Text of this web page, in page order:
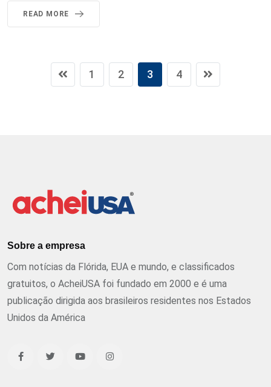
READ MORE
1 2 3 4
Sobre a empresa
Com notícias da Flórida, EUA e mundo, e classificados
gratuitos, o AcheiUSA foi fundado em 2000 e é uma
publicação dirigida aos brasileiros residentes nos Estados
Unidos da América